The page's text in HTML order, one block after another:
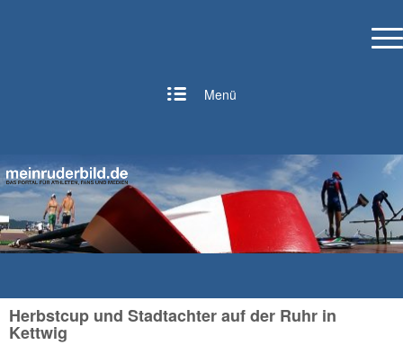
Menü
Herbstcup und Stadtachter auf der Ruhr in
Kettwig